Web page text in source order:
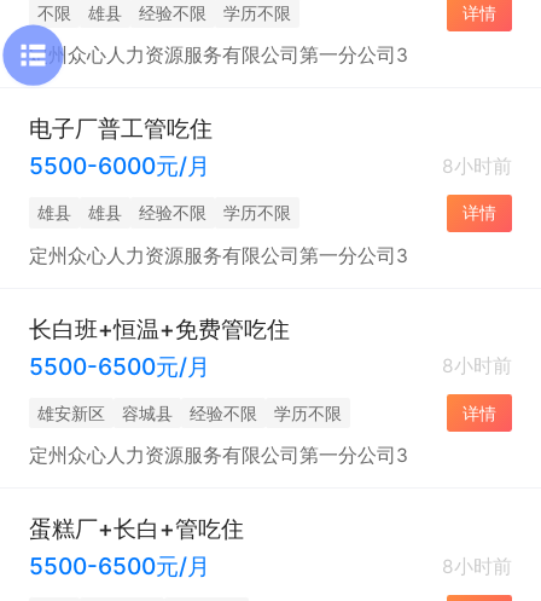
不限 雄县 经验不限 学历不限 详情
定州众心人力资源服务有限公司第一分公司3
电子厂普工管吃住
5500-6000元/月
8小时前
雄县 雄县 经验不限 学历不限 详情
定州众心人力资源服务有限公司第一分公司3
长白班+恒温+免费管吃住
5500-6500元/月
8小时前
雄安新区 容城县 经验不限 学历不限 详情
定州众心人力资源服务有限公司第一分公司3
蛋糕厂+长白+管吃住
5500-6500元/月
8小时前